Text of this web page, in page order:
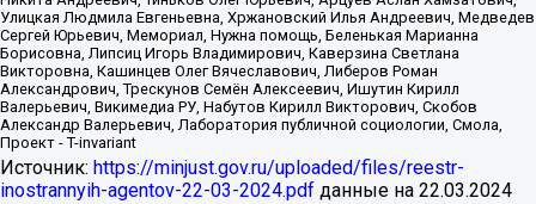
Источник: https://minjust.gov.ru/uploaded/files/reestr-
inostrannyih-agentov-22-03-2024.pdf данные на 22.03.2024